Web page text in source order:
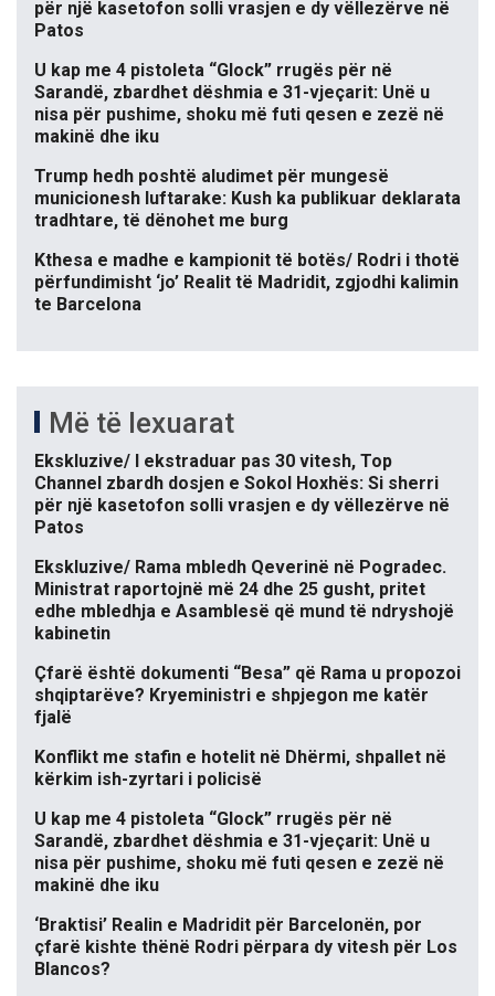
për një kasetofon solli vrasjen e dy vëllezërve në
Patos
U kap me 4 pistoleta “Glock” rrugës për në
Sarandë, zbardhet dëshmia e 31-vjeçarit: Unë u
nisa për pushime, shoku më futi qesen e zezë në
makinë dhe iku
Trump hedh poshtë aludimet për mungesë
municionesh luftarake: Kush ka publikuar deklarata
tradhtare, të dënohet me burg
Kthesa e madhe e kampionit të botës/ Rodri i thotë
përfundimisht ‘jo’ Realit të Madridit, zgjodhi kalimin
te Barcelona
Më të lexuarat
Ekskluzive/ I ekstraduar pas 30 vitesh, Top
Channel zbardh dosjen e Sokol Hoxhës: Si sherri
për një kasetofon solli vrasjen e dy vëllezërve në
Patos
Ekskluzive/ Rama mbledh Qeverinë në Pogradec.
Ministrat raportojnë më 24 dhe 25 gusht, pritet
edhe mbledhja e Asamblesë që mund të ndryshojë
kabinetin
Çfarë është dokumenti “Besa” që Rama u propozoi
shqiptarëve? Kryeministri e shpjegon me katër
fjalë
Konflikt me stafin e hotelit në Dhërmi, shpallet në
kërkim ish-zyrtari i policisë
U kap me 4 pistoleta “Glock” rrugës për në
Sarandë, zbardhet dëshmia e 31-vjeçarit: Unë u
nisa për pushime, shoku më futi qesen e zezë në
makinë dhe iku
‘Braktisi’ Realin e Madridit për Barcelonën, por
çfarë kishte thënë Rodri përpara dy vitesh për Los
Blancos?